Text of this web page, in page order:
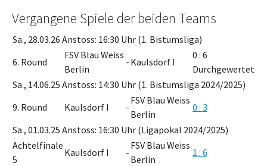
Vergangene Spiele der beiden Teams
Sa., 28.03.26 Anstoss: 16:30 Uhr (1. Bistumsliga)
6. Round
FSV Blau Weiss
Berlin
- Kaulsdorf I
0 : 6
Durchgewertet
Sa., 14.06.25 Anstoss: 14:30 Uhr (1. Bistumsliga 2024/2025)
9. Round
Kaulsdorf I -
FSV Blau Weiss
Berlin
0 : 3
Sa., 01.03.25 Anstoss: 16:30 Uhr (Ligapokal 2024/2025)
Achtelfinale
5
Kaulsdorf I -
FSV Blau Weiss
Berlin
1 : 6